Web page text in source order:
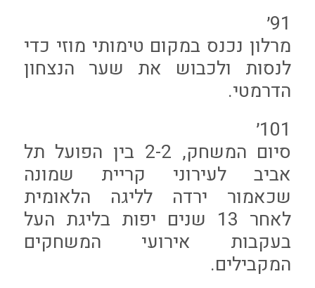
91׳
מרלון נכנס במקום טימותי מוזי כדי
לנסות ולכבוש את שער הנצחון
הדרמטי.
101׳
סיום המשחק, 2-2 בין הפועל תל
אביב לעירוני קריית שמונה
שכאמור ירדה לליגה הלאומית
לאחר 13 שנים יפות בליגת העל
בעקבות אירועי המשחקים
המקבילים.